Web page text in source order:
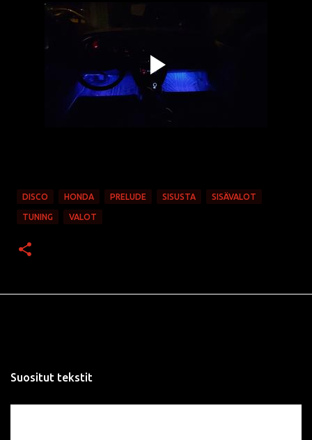
DISCO HONDA PRELUDE SISUSTA SISÄVALOT
TUNING VALOT
Suositut tekstit